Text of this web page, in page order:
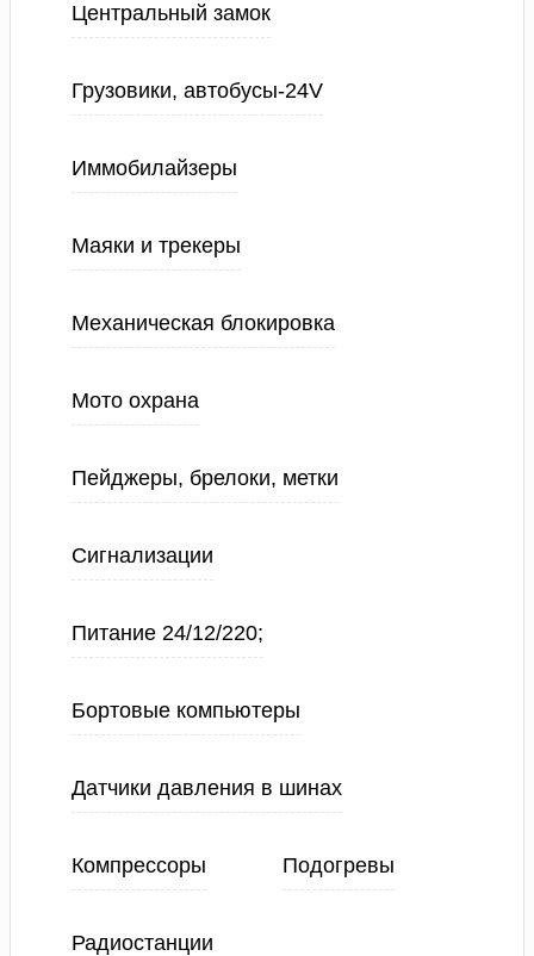
Центральный замок
Грузовики, автобусы-24V
Иммобилайзеры
Маяки и трекеры
Механическая блокировка
Мото охрана
Пейджеры, брелоки, метки
Сигнализации
Питание 24/12/220;
Бортовые компьютеры
Датчики давления в шинах
Компрессоры Подогревы
Радиостанции